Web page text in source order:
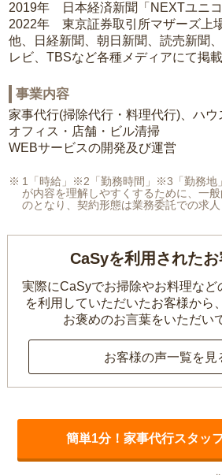
2019年 日本経済新聞「NEXTユニ
2022年 東京証券取引所マザーズ上
他、日経新聞、朝日新聞、読売新聞
レビ、TBSなど各種メディアにて掲載
事業内容
家事代行(掃除代行・料理代行)、ハ
オフィス・店舗・ビル清掃
WEBサービスの開発及び運営
1「時給」※2「勤務時間」※3「勤務地
が内容を理解しやすくするために、一
のとなり、契約形態は業務委託での求人
CaSyを利用された
実際にCaSyでお掃除やお料理など
を利用していただいたお客様から、
お褒めのお言葉をいただい
お客様の声一覧を見
簡単1分！家事代行スタッ